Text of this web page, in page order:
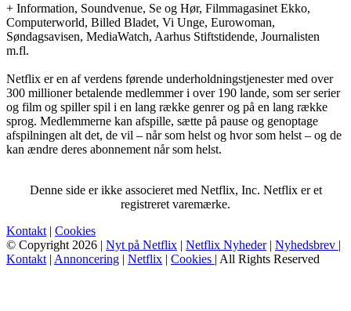
+ Information, Soundvenue, Se og Hør, Filmmagasinet Ekko,
Computerworld, Billed Bladet, Vi Unge, Eurowoman,
Søndagsavisen, MediaWatch, Aarhus Stiftstidende, Journalisten
m.fl.
Netflix er en af verdens førende underholdningstjenester med over
300 millioner betalende medlemmer i over 190 lande, som ser serier
og film og spiller spil i en lang række genrer og på en lang række
sprog. Medlemmerne kan afspille, sætte på pause og genoptage
afspilningen alt det, de vil – når som helst og hvor som helst – og de
kan ændre deres abonnement når som helst.
Denne side er ikke associeret med Netflix, Inc. Netflix er et
registreret varemærke.
Kontakt | Cookies
© Copyright 2026 | Nyt på Netflix | Netflix Nyheder| Nyhedsbrev |
Kontakt | Annoncering | Netflix | Cookies | All Rights Reserved